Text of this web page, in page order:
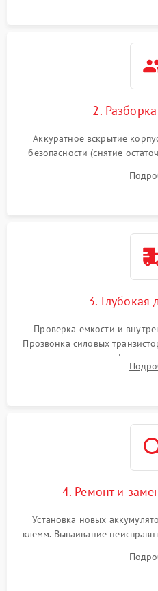
2.
Аккуратное вскрытие
безопасности (снятие
и кистей для
3. Глубокая
Проверка емкости и
Прозвонка силовых
переключения и
конденсаторов и
4. Ремонт и
Установка новых
клемм. Выпаивание
цепи зарядки и
Восстановление